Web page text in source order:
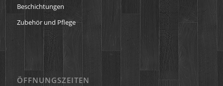
Beschichtungen
Zubehör und Pflege
ÖFFNUNGSZEITEN